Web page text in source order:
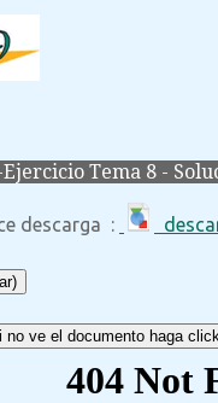
Tema 8 -
:
no ve el documento haga